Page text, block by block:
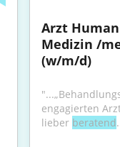
Arzt
Medizin /
(w/m/d)
engagierten
lieber beratend